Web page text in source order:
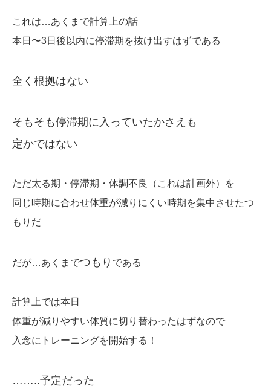
これは…あくまで計算上の話
本日〜3日後以内に停滞期を抜け出すはずである
全く根拠はない
そもそも停滞期に入っていたかさえも
定かではない
ただ太る期・停滞期・体調不良（これは計画外）を
同じ時期に合わせ体重が減りにくい時期を集中させたつ
もりだ
だが…あくまでつもり である
計算上では本日
体重が減りやすい体質に切り替わったはずなので
入念にトレーニングを開始する！
……..予定だった